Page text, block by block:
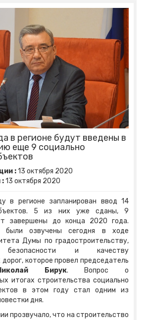
в регионе будут введены в
еще 9 социально
:13 октября 2020
:13 октября 2020
в регионе запланирован ввод 14
5 из них уже сданы, 9
завершены до конца 2020 года.
были озвучены сегодня в ходе
Думы по градостроительству,
безопасности и качеству
которое провел председатель
Бирук. Вопрос о
итогах строительства социально
в этом году стал одним из
дня.
прозвучало, что на строительство